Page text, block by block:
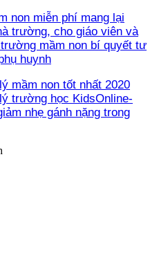
non miễn phí mang lại
trường, cho giáo viên và
mầm non bí quyết tư
huynh
mầm non tốt nhất 2020
trường học KidsOnline-
nhẹ gánh nặng trong